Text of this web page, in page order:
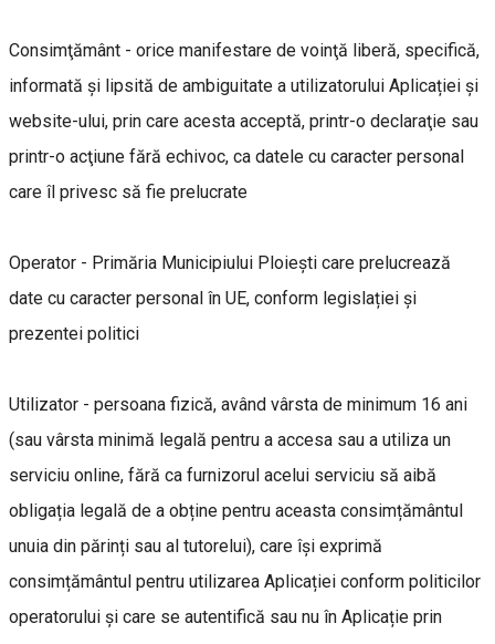
Consimţământ - orice manifestare de voinţă liberă, specifică,
informată şi lipsită de ambiguitate a utilizatorului Aplicației și
website-ului, prin care acesta acceptă, printr-o declaraţie sau
printr-o acţiune fără echivoc, ca datele cu caracter personal
care îl privesc să fie prelucrate
Operator - Primăria Municipiului Ploiești care prelucrează
date cu caracter personal în UE, conform legislației și
prezentei politici
Utilizator - persoana fizică, având vârsta de minimum 16 ani
(sau vârsta minimă legală pentru a accesa sau a utiliza un
serviciu online, fără ca furnizorul acelui serviciu să aibă
obligația legală de a obține pentru aceasta consimțământul
unuia din părinți sau al tutorelui), care își exprimă
consimțământul pentru utilizarea Aplicației conform politicilor
operatorului și care se autentifică sau nu în Aplicație prin